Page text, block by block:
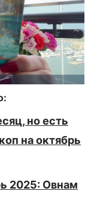
но есть
на октябрь
2025: Овнам